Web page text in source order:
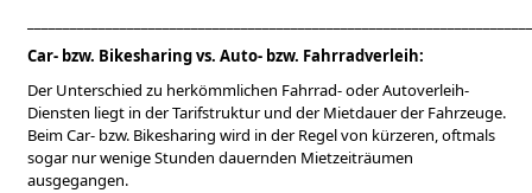
Car- bzw. Bikesharing vs. Auto- bzw. Fahrradverleih:
Der Unterschied zu herkömmlichen Fahrrad- oder Autoverleih-
Diensten liegt in der Tarifstruktur und der Mietdauer der Fahrzeuge.
Beim Car- bzw. Bikesharing wird in der Regel von kürzeren, oftmals
sogar nur wenige Stunden dauernden Mietzeiträumen
ausgegangen.